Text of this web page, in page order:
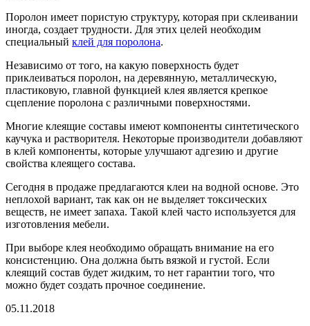
Поролон имеет пористую структуру, которая при склеивании
иногда, создает трудности. Для этих целей необходим
специальный клей для поролона.
Независимо от того, на какую поверхность будет
приклеиваться поролон, на деревянную, металлическую,
пластиковую, главной функцией клея является крепкое
сцепление поролона с различными поверхностями.
Многие клеящие составы имеют компоненты синтетического
каучука и растворителя. Некоторые производители добавляют
в клей компоненты, которые улучшают адгезию и другие
свойства клеящего состава.
Сегодня в продаже предлагаются клеи на водной основе. Это
неплохой вариант, так как он не выделяет токсических
веществ, не имеет запаха. Такой клей часто используется для
изготовления мебели.
При выборе клея необходимо обращать внимание на его
консистенцию. Она должна быть вязкой и густой. Если
клеящий состав будет жидким, то нет гарантии того, что
можно будет создать прочное соединение.
05.11.2018